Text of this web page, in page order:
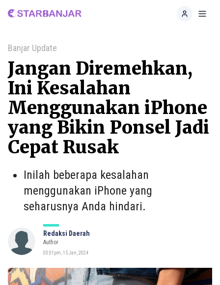
Home
Banjar Update
Jangan Diremehkan,
Ini Kesalahan
Menggunakan iPhone
yang Bikin Ponsel Jadi
Cepat Rusak
Inilah beberapa kesalahan
menggunakan iPhone yang
seharusnya Anda hindari.
Redaksi Daerah
Author
03:01pm, 15 Jan, 2024